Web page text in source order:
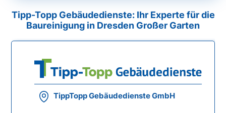
Tipp-Topp Gebäudedienste: Ihr Experte für die
Baureinigung in Dresden Großer Garten
TippTopp Gebäudedienste GmbH